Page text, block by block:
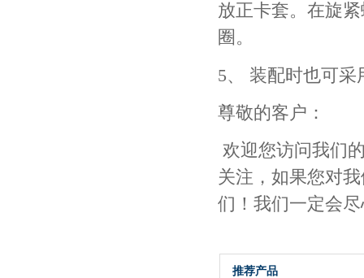
放正卡套。在旋
圈。
5、
装配时也可采
尊敬的客户：
欢迎您访问我们
关注，如果您对
们！我们一定会
推荐产品